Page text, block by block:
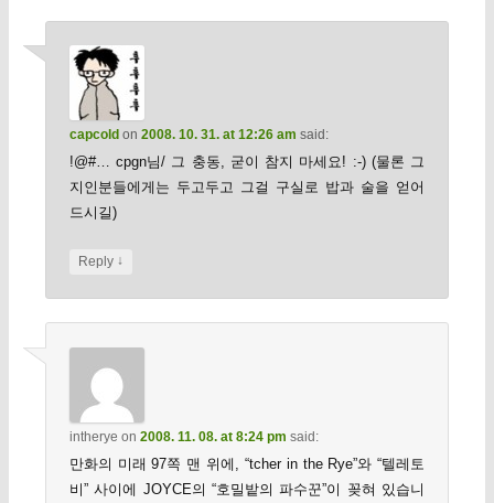
capcold on 2008. 10. 31. at 12:26 am said:
!@#… cpgn님/ 그 충동, 굳이 참지 마세요! :-) (물론 그
지인분들에게는 두고두고 그걸 구실로 밥과 술을 얻어
드시길)
Reply ↓
intherye on 2008. 11. 08. at 8:24 pm said:
만화의 미래 97쪽 맨 위에, “tcher in the Rye”와 “텔레토
비” 사이에 JOYCE의 “호밀밭의 파수꾼”이 꽂혀 있습니